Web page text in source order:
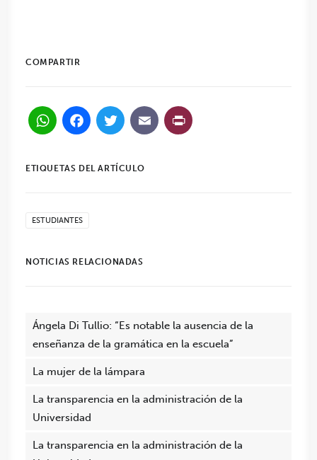
COMPARTIR
WhatsApp
Facebook
Twitter
Email
ETIQUETAS DEL ARTÍCULO
ESTUDIANTES
NOTICIAS RELACIONADAS
Ángela Di Tullio: “Es notable la ausencia de la
enseñanza de la gramática en la escuela”
La mujer de la lámpara
La transparencia en la administración de la
Universidad
La transparencia en la administración de la